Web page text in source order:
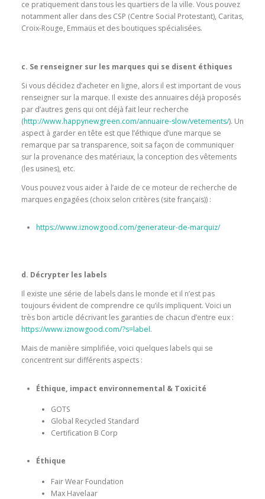
ce pratiquement dans tous les quartiers de la ville. Vous pouvez
notamment aller dans des CSP (Centre Social Protestant), Caritas,
Croix-Rouge, Emmaüs et des boutiques spécialisées.
c. Se renseigner sur les marques qui se disent éthiques
Si vous décidez d’acheter en ligne, alors il est important de vous
renseigner sur la marque. Il existe des annuaires déjà proposés
par d’autres gens qui ont déjà fait leur recherche
(http://www.happynewgreen.com/annuaire-slow/vetements/). Un
aspect à garder en tête est que l’éthique d’une marque se
remarque par sa transparence, soit sa façon de communiquer
sur la provenance des matériaux, la conception des vêtements
(les usines), etc.
Vous pouvez vous aider à l’aide de ce moteur de recherche de
marques engagées (choix selon critères (site français)) :
https://www.iznowgood.com/generateur-de-marquiz/
d. Décrypter les labels
Il existe une série de labels dans le monde et il n’est pas
toujours évident de comprendre ce qu’ils impliquent. Voici un
très bon article décrivant les garanties de chacun d’entre eux :
https://www.iznowgood.com/?s=label.
Mais de manière simplifiée, voici quelques labels qui se
concentrent sur différents aspects :
Éthique, impact environnemental & Toxicité
GOTS
Global Recycled Standard
Certification B Corp
Éthique
Fair Wear Foundation
Max Havelaar